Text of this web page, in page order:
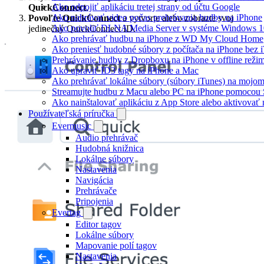
Ako odpojiť aplikáciu tretej strany od účtu Google
Ako nahrávať video počas prehrávania hudby na iPhone
Ako povoliť DLNA Media Server v systéme Windows
Ako prehrávať hudbu na iPhone z WD My Cloud Home
Ako preniesť hudobné súbory z počítača na iPhone
Prehrávanie hudby z Dropboxu na iPhone v offline
Ako upraviť ID3 tagy na iPhone a Mac
Ako prehrávať lokálne súbory (súbory iTunes) na
Streamujte hudbu z Macu alebo PC na iPhone
Ako nainštalovať aplikáciu z App Store alebo
Používateľská príručka
Evermusic
Audio prehrávač
Hudobná knižnica
Lokálne súbory
Nastavenia
Navigácia
Prehrávače
Pripojenia
Evertag
Editor tagov
Lokálne súbory
Mapovanie polí tagov
Nastavenia
QuickConnect.
Povoľte QuickConnecta vytvorte alebo zobrazte svoj
jedinečný QuickConnect ID.